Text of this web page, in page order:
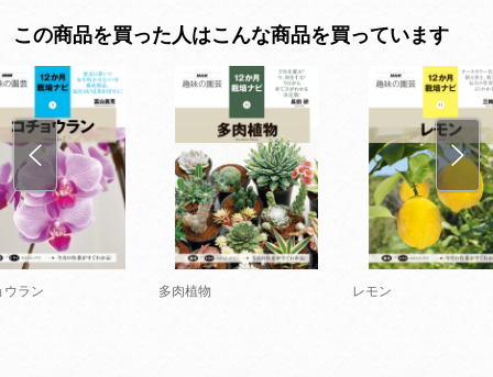
この商品を買った人はこんな商品を買っています
ウラン 多肉植物 レモン